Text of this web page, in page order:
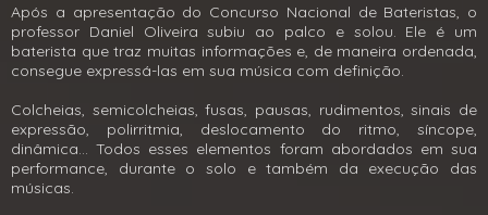
Após a apresentação do Concurso Nacional de Bateristas, o
professor Daniel Oliveira subiu ao palco e solou. Ele é um
baterista que traz muitas informações e, de maneira ordenada,
consegue expressá-las em sua música com definição.
Colcheias, semicolcheias, fusas, pausas, rudimentos, sinais de
expressão, polirritmia, deslocamento do ritmo, síncope,
dinâmica... Todos esses elementos foram abordados em sua
performance, durante o solo e também da execução das
músicas.